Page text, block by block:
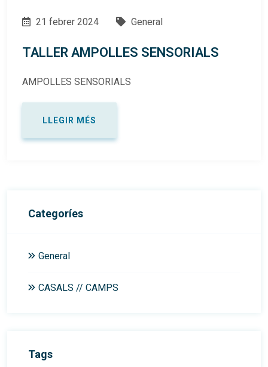
21 febrer 2024 General
TALLER AMPOLLES SENSORIALS
AMPOLLES SENSORIALS
LLEGIR MÉS
Categoríes
General
CASALS // CAMPS
Tags